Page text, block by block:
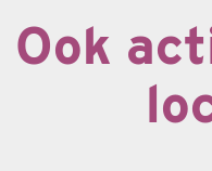
Ook